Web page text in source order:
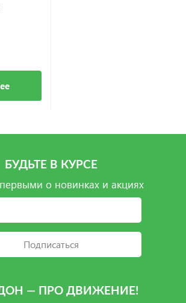
БУДЬТЕ В КУРСЕ
о новинках и акциях
Подписаться
— ПРО ДВИЖЕНИЕ!